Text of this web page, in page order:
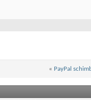
« PayPal